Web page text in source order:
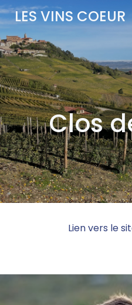
LES VINS COEUR
Clos
Lien vers le